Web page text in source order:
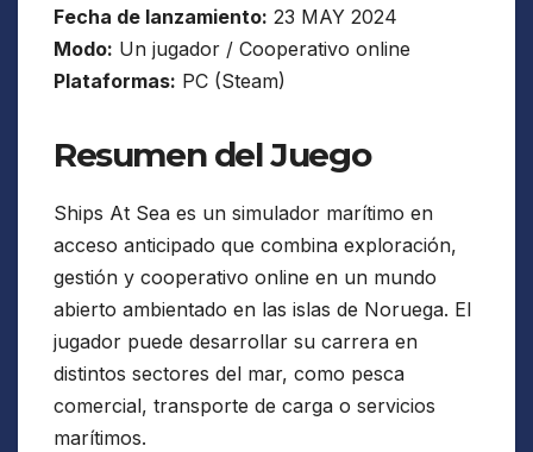
Fecha de lanzamiento: 23 MAY 2024
Modo: Un jugador / Cooperativo online
Plataformas: PC (Steam)
Resumen del Juego
Ships At Sea es un simulador marítimo en
acceso anticipado que combina exploración,
gestión y cooperativo online en un mundo
abierto ambientado en las islas de Noruega. El
jugador puede desarrollar su carrera en
distintos sectores del mar, como pesca
comercial, transporte de carga o servicios
marítimos.